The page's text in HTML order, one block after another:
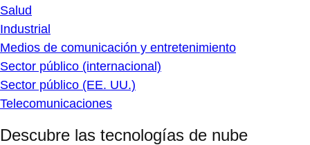
Salud
Industrial
Medios de comunicación y entretenimiento
Sector público (internacional)
Sector público (EE. UU.)
Telecomunicaciones
Descubre las tecnologías de nube